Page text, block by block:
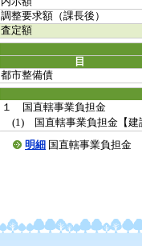
調整要求額（課長後）
査定額
目
都市整備債
１ 国直轄事業負担金
(1) 国直轄事業負担金【建
明細 国直轄事業負担金